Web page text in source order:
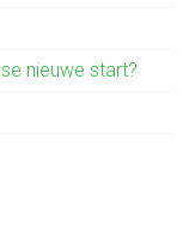
nieuwe start?